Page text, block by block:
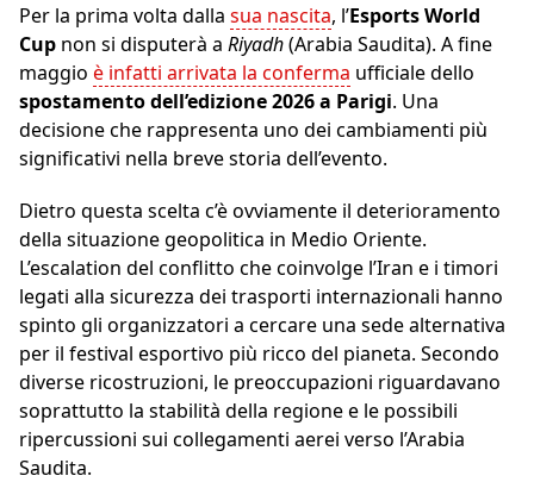
Per la prima volta dalla sua nascita, l’Esports World
Cup non si disputerà a Riyadh(Arabia Saudita). A fine
maggio è infatti arrivata la conferma ufficiale dello
spostamento dell’edizione 2026 a Parigi. Una
decisione che rappresenta uno dei cambiamenti più
significativi nella breve storia dell’evento.
Dietro questa scelta c’è ovviamente il deterioramento
della situazione geopolitica in Medio Oriente.
L’escalation del conflitto che coinvolge l’Iran e i timori
legati alla sicurezza dei trasporti internazionali hanno
spinto gli organizzatori a cercare una sede alternativa
per il festival esportivo più ricco del pianeta. Secondo
diverse ricostruzioni, le preoccupazioni riguardavano
soprattutto la stabilità della regione e le possibili
ripercussioni sui collegamenti aerei verso l’Arabia
Saudita.